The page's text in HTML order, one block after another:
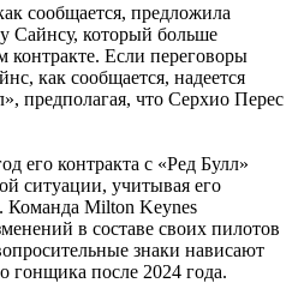
сообщается, предложила
Сайнсу, который больше
контракте. Если переговоры
как сообщается, надеется
предполагая, что Серхио Перес
его контракта с «Ред Булл»
ситуации, учитывая его
Команда Milton Keynes
в составе своих пилотов
знаки нависают
гонщика после 2024 года.